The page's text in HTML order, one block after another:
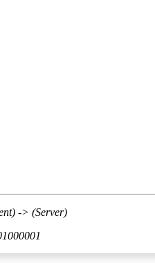
-> (Server)